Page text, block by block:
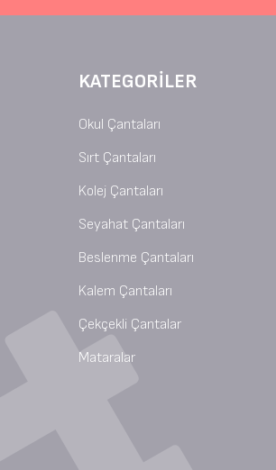
KATEGORILER
Okul Çantaları
Sırt Çantaları
Kolej Çantaları
Seyahat Çantaları
Beslenme Çantaları
Kalem Çantaları
Çekçekli Çantalar
Mataralar